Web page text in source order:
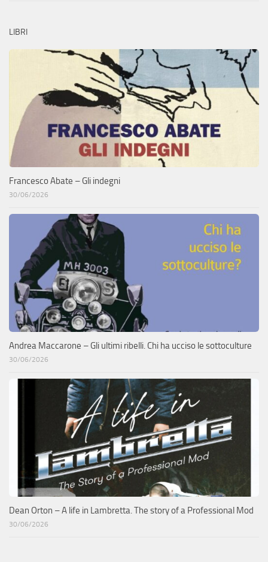
LIBRI
Francesco Abate – Gli indegni
30/06/2026
Andrea Maccarone – Gli ultimi ribelli. Chi ha ucciso le sottoculture
30/06/2026
Dean Orton – A life in Lambretta. The story of a Professional Mod
30/06/2026